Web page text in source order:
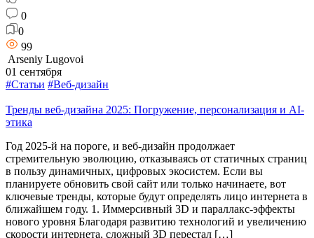
0
0
99
Arseniy Lugovoi
01 сентября
#Статьи #Веб-дизайн
Тренды веб-дизайна 2025: Погружение, персонализация и AI-
этика
Год 2025-й на пороге, и веб-дизайн продолжает
стремительную эволюцию, отказываясь от статичных страниц
в пользу динамичных, цифровых экосистем. Если вы
планируете обновить свой сайт или только начинаете, вот
ключевые тренды, которые будут определять лицо интернета в
ближайшем году. 1. Иммерсивный 3D и параллакс-эффекты
нового уровня Благодаря развитию технологий и увеличению
скорости интернета, сложный 3D перестал […]